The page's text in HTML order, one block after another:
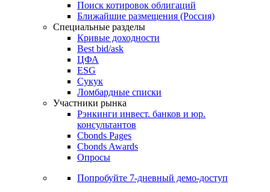
Поиск котировок облигаций
Ближайшие размещения (Россия)
Специальные разделы
Кривые доходности
Best bid/ask
ЦФА
ESG
Сукук
Ломбардные списки
Участники рынка
Рэнкинги инвест. банков и юр.
консультантов
Cbonds Pages
Cbonds Awards
Опросы
Попробуйте 7-дневный демо-доступ